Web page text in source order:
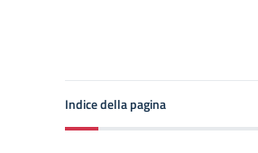
Indice della pagina